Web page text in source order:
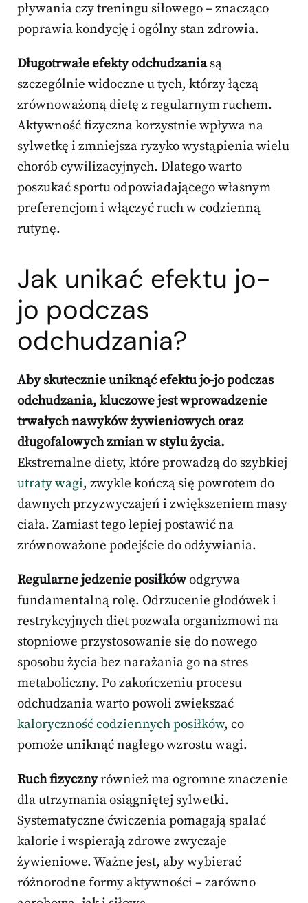
pływania czy treningu siłowego – znacząco
poprawia kondycję i ogólny stan zdrowia.
Długotrwałe efekty odchudzaniasą
szczególnie widoczne u tych, którzy łączą
zrównoważoną dietę z regularnym ruchem.
Aktywność fizyczna korzystnie wpływa na
sylwetkę i zmniejsza ryzyko wystąpienia wielu
chorób cywilizacyjnych. Dlatego warto
poszukać sportu odpowiadającego własnym
preferencjom i włączyć ruch w codzienną
rutynę.
Jak unikać efektu jo-
jo podczas
odchudzania?
Aby skutecznie uniknąć efektu jo-jo podczas
odchudzania, kluczowe jest wprowadzenie
trwałych nawyków żywieniowych oraz
długofalowych zmian w stylu życia.
Ekstremalne diety, które prowadzą do szybkiej
utraty wagi, zwykle kończą się powrotem do
dawnych przyzwyczajeń i zwiększeniem masy
ciała. Zamiast tego lepiej postawić na
zrównoważone podejście do odżywiania.
Regularne jedzenie posiłkówodgrywa
fundamentalną rolę. Odrzucenie głodówek i
restrykcyjnych diet pozwala organizmowi na
stopniowe przystosowanie się do nowego
sposobu życia bez narażania go na stres
metaboliczny. Po zakończeniu procesu
odchudzania warto powoli zwiększać
kaloryczność codziennych posiłków, co
pomoże uniknąć nagłego wzrostu wagi.
Ruch fizycznyrównież ma ogromne znaczenie
dla utrzymania osiągniętej sylwetki.
Systematyczne ćwiczenia pomagają spalać
kalorie i wspierają zdrowe zwyczaje
żywieniowe. Ważne jest, aby wybierać
różnorodne formy aktywności – zarówno